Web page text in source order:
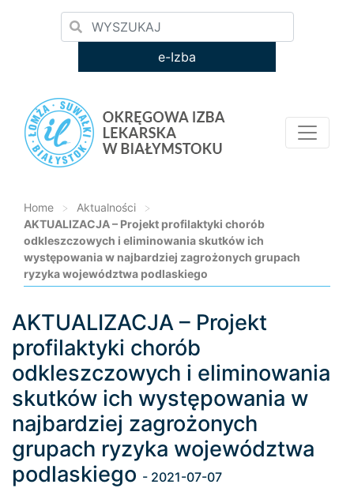
e-Izba
Home > Aktualności
>
AKTUALIZACJA – Projekt profilaktyki chorób
odkleszczowych i eliminowania skutków ich
występowania w najbardziej zagrożonych grupach
ryzyka województwa podlaskiego
Loading...
AKTUALIZACJA – Projekt
profilaktyki chorób
odkleszczowych i eliminowania
skutków ich występowania w
najbardziej zagrożonych
grupach ryzyka województwa
podlaskiego - 2021-07-07